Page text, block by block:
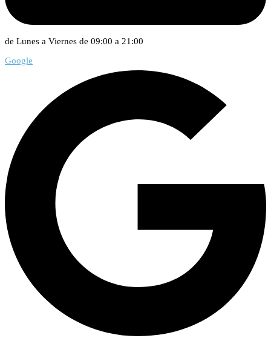
de Lunes a Viernes de 09:00 a 21:00
Google